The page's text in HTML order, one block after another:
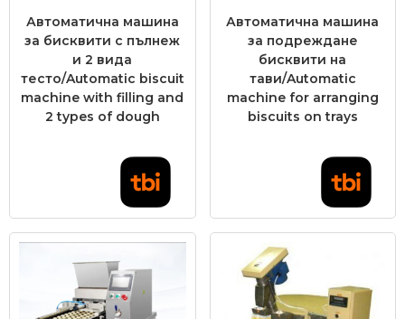
Автоматична машина
за бисквити с пълнеж
и 2 вида
тесто/Automatic biscuit
machine with filling and
2 types of dough
Автоматична машина
за подреждане
бисквити на
тави/Automatic
machine for arranging
biscuits on trays